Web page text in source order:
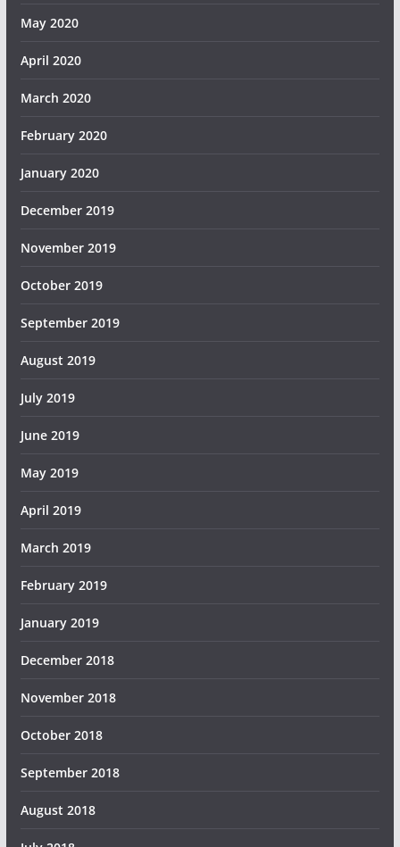
May 2020
April 2020
March 2020
February 2020
January 2020
December 2019
November 2019
October 2019
September 2019
August 2019
July 2019
June 2019
May 2019
April 2019
March 2019
February 2019
January 2019
December 2018
November 2018
October 2018
September 2018
August 2018